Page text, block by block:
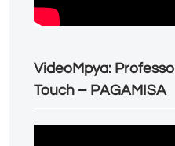
VideoMpya:
Touch – PAGAMISA